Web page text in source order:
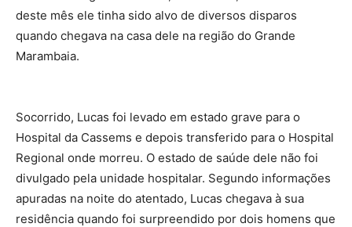
deste mês ele tinha sido alvo de diversos disparos
quando chegava na casa dele na região do Grande
Marambaia.
Socorrido, Lucas foi levado em estado grave para o
Hospital da Cassems e depois transferido para o Hospital
Regional onde morreu. O estado de saúde dele não foi
divulgado pela unidade hospitalar. Segundo informações
apuradas na noite do atentado, Lucas chegava à sua
residência quando foi surpreendido por dois homens que